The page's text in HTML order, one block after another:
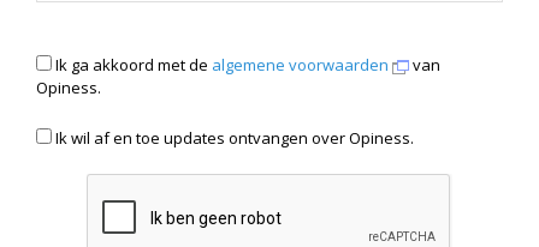
Ik ga akkoord met de algemene voorwaarden
van
Opiness.
Ik wil af en toe updates ontvangen over Opiness.